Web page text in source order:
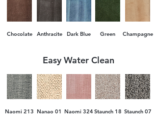
Dark Blue
Anthracite
Chocolate Green Champagne
Easy Water Clean
Staunch 07
Staunch 18
Naomi 324
Nanao 01
Naomi 213